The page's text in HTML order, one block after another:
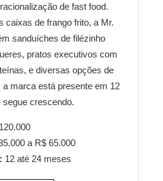
de fast food.
caixas de frango frito, a Mr.
sanduíches de filézinho
pratos executivos com
e diversas opções de
a marca está presente em 12
crescendo.
a R$ 65.000
12 até 24 meses